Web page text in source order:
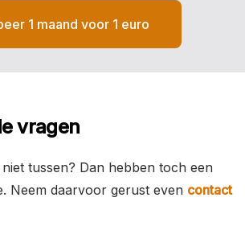
1 maand voor 1 euro
vragen
tussen? Dan hebben toch een
Neem daarvoor gerust even contact